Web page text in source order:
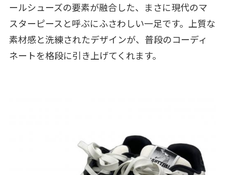
ールシューズの要素が融合した、まさに現代のマ
スターピースと呼ぶにふさわしい一足です。上質な
素材感と洗練されたデザインが、普段のコーディ
ネートを格段に引き上げてくれます。